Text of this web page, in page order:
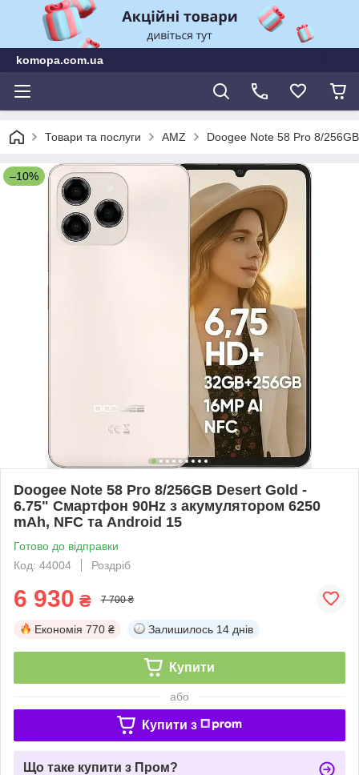
komopa.com.ua
Товари та послуги AMZ Doogee Note 58 Pro 8/
–10%
Doogee Note 58 Pro 8/256GB Desert Gold -
6.75" Смартфон 90Hz з акумулятором 6250
mAh, NFC та Android 15
Готово до відправки
Код: 44004
Роздріб
6 930 ₴ 7 700 ₴
Економія 770 ₴ Залишилось 14 днів
Купити
або
Купити з
Що таке купити з Пром?